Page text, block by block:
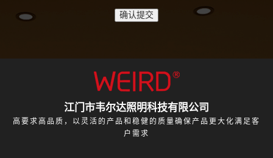
江门市韦尔达照明科技有限公司
高要求高品质，以灵活的产品和稳健的质量确保产品更大化满足客
户需求